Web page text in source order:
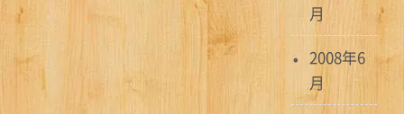
月
2008年6
月